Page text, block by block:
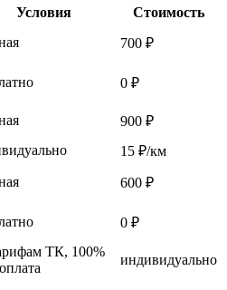
Условия
Стоимость
700 ₽
0 ₽
900 ₽
15 ₽/км
600 ₽
0 ₽
ТК, 100%
индивидуально